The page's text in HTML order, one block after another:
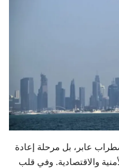
عابر، بل مرحلة إعادة
والاقتصادية. وفي قلب